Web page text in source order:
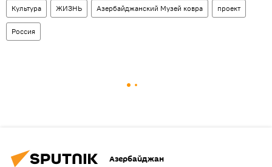
Культура ЖИЗНЬ Азербайджанский Музей ковра проект
Россия
Азербайджан